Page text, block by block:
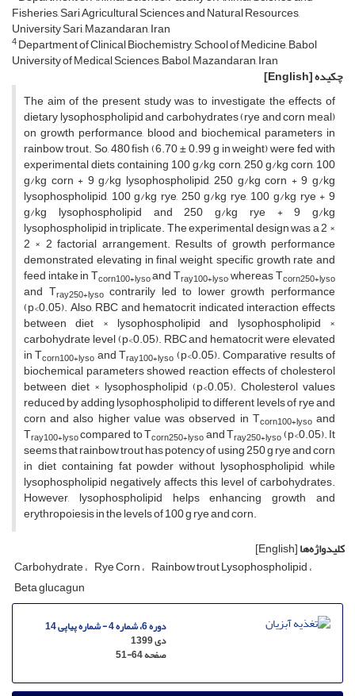
Fisheries, Sari Agricultural Sciences and Natural Resources,
University Sari, Mazandaran, Iran
4Department of Clinical Biochemistry, School of Medicine, Babol
University of Medical Sciences, Babol, Mazandaran, Iran
چکیده[English]
The aim of the present study was to investigate the effects of
dietary lysophospholipid and carbohydrates (rye and corn meal)
on growth performance, blood and biochemical parameters in
rainbow trout. So, 480 fish (6.70 ± 0.99 g in weight) were fed with
experimental diets containing 100 g/kg corn, 250 g/kg corn, 100
g/kg corn + 9 g/kg lysophospholipid, 250 g/kg corn + 9 g/kg
lysophospholipid, 100 g/kg rye, 250 g/kg rye, 100 g/kg rye + 9
g/kg lysophospholipid and 250 g/kg rye + 9 g/kg
lysophospholipid in triplicate. The experimental design was a 2 ×
2 × 2 factorial arrangement. Results of growth performance
demonstrated elevating in final weight, specific growth rate and
feed intake in Tcorn100+lysoandTray100+lyso, whereas Tcorn250+lyso
and Tray250+lysocontrarily led to lower growth performance
(p<0.05). Also, RBC and hematocrit indicated interaction effects
between diet × lysophospholipid and lysophospholipid ×
carbohydrate level (p<0.05). RBC and hematocrit were elevated
in Tcorn100+lyso andTray100+lyso (p<0.05). Comparative results of
biochemical parameters showed reaction effects of cholesterol
between diet × lysophospholipid (p<0.05). Cholesterol values
reduced by adding lysophospholipid to different levels of rye and
corn and also higher value was observed in Tcorn100+lysoand
Tray100+lysocompared to Tcorn250+lysoand Tray250+lyso(p<0.05). It
seems that rainbow trout has potency of using 250 g rye and corn
in diet containing fat powder without lysophospholipid, while
lysophospholipid negatively affects this level of carbohydrates.
However, lysophospholipid helps enhancing growth and
erythropoiesis in the levels of 100 g rye and corn.
کلیدواژه‌ها[English]
Carbohydrate Rye Corn Rainbow trout Lysophospholipid
Beta glucagun
دوره 6، شماره 4 - شماره پیاپی 14
دی 1399
صفحه51-64